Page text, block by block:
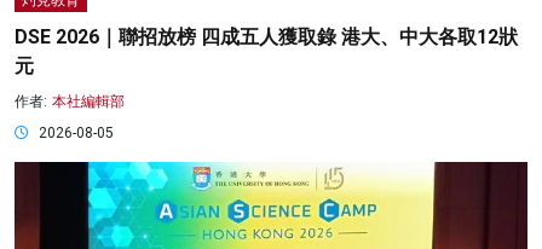
DSE 2026｜聯招放榜 四成五人獲取錄 港大、中大各取12狀
元
作者: 本社編輯部
2026-08-05